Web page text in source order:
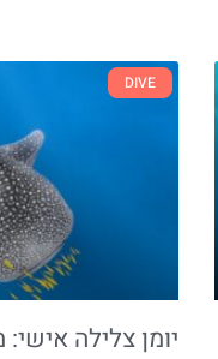
DIVE
יומן צלילה